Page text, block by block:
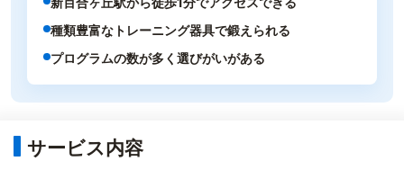
種類豊富なトレーニング器具で鍛えられる
プログラムの数が多く選びがいがある
サービス内容